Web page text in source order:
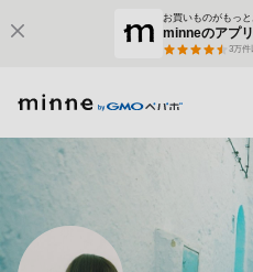
お買いものがもっ
minneのアプリ
3万件